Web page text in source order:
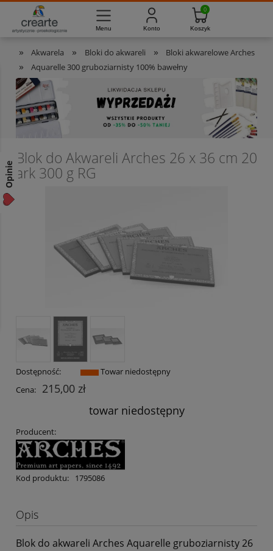
» Akwarela » Bloki do akwareli » Bloki akwarelowe Arches
» Aquarelle 300 gruboziarnisty 100% bawełny
Blok do Akwareli Arches 26 x 36 cm 20
ark 300 g RG
Dostępność:
Towar niedostępny
Cena:
215,00 zł
towar niedostępny
Producent:
Kod produktu: 1795086
Opis
Blok do akwareli Arches Aquarelle gruboziarnisty 26
Masz pytania? 733-012-789 Pon. - Pt. 8:00 - 16:00
Opinie